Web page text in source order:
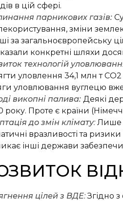
в цій сфері.
парникових газів:
зміни
за загальноєвропейську
конкретні шляхи
технологій
уловлення 34,1 млн т СO2
уловлювання вуглецю
викопні палива: Деякі
року. Проте є країни
до змін клімату: Лише
вразливості та
інші держави
цілей з ВДЕ:Згідно